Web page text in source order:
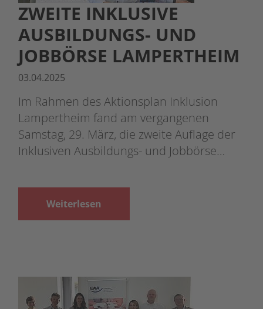
ZWEITE INKLUSIVE
AUSBILDUNGS- UND
JOBBÖRSE LAMPERTHEIM
03.04.2025
Im Rahmen des Aktionsplan Inklusion
Lampertheim fand am vergangenen
Samstag, 29. März, die zweite Auflage der
Inklusiven Ausbildungs- und Jobbörse…
Weiterlesen